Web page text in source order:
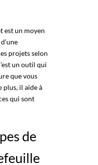
est un moyen
d’une
projets selon
un outil qui
que vous
plus, il aide à
qui sont
de